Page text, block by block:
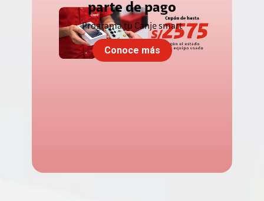
parte de pago
Programa tu Canje smart
Conoce más